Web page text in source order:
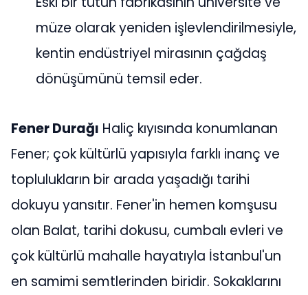
müze olarak yeniden işlevlendirilmesiyle,
kentin endüstriyel mirasının çağdaş
dönüşümünü temsil eder.
Fener Durağı Haliç kıyısında konumlanan
Fener; çok kültürlü yapısıyla farklı inanç ve
toplulukların bir arada yaşadığı tarihi
dokuyu yansıtır. Fener'in hemen komşusu
olan Balat, tarihi dokusu, cumbalı evleri ve
çok kültürlü mahalle hayatıyla İstanbul'un
en samimi semtlerinden biridir. Sokaklarını